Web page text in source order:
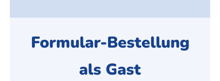
Formular-Bestellung
als Gast